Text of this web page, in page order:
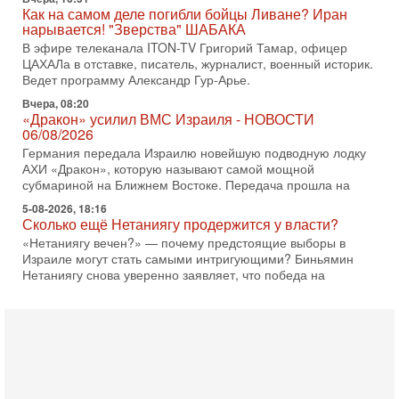
Вчера, 08:20
«Дракон» усилил ВМС Израиля - НОВОСТИ
06/08/2026
Германия передала Израилю новейшую подводную лодку
АХИ «Дракон», которую называют самой мощной
субмариной на Ближнем Востоке. Передача прошла на
5-08-2026, 18:16
Сколько ещё Нетаниягу продержится у власти?
«Нетаниягу вечен?» — почему предстоящие выборы в
Израиле могут стать самыми интригующими? Биньямин
Нетаниягу снова уверенно заявляет, что победа на
5-08-2026, 08:51
Трамп пригрозил Ирану ударом - НОВОСТИ
05/08/2026
Президент США Дональд Трамп сегодня заявил, что
Ормузский пролив может быть открыт «очень скоро». По